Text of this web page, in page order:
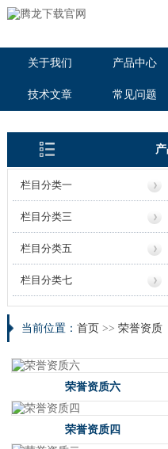
关于我们 产品中心
技术文章 常见问题
栏目分类一
栏目分类三
栏目分类五
栏目分类七
当前位置： 首页 >> 荣誉资质
荣誉资质六
荣誉资质四